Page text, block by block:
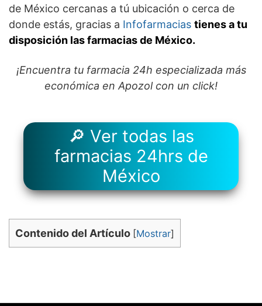
de México cercanas a tú ubicación o cerca de
donde estás, gracias a Infofarmacias tienes a tu
disposición las farmacias de México.
¡Encuentra tu farmacia 24h especializada más
económica en Apozol con un click!
🔎 Ver todas las
farmacias 24hrs de
México
Contenido del Artículo [Mostrar]